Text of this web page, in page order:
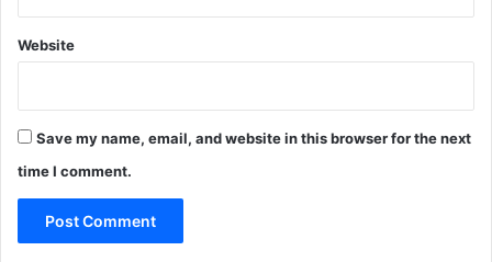
Website
Save my name, email, and website in this browser for the next
time I comment.